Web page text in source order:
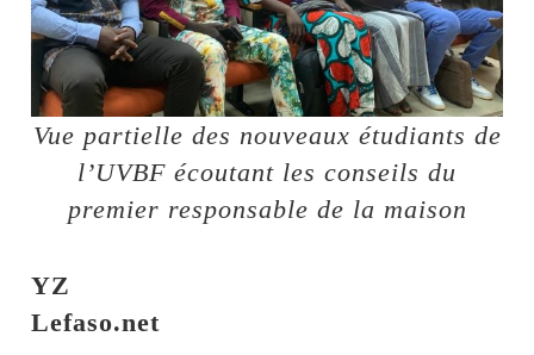
Vue partielle des nouveaux étudiants de
l’UVBF écoutant les conseils du
premier responsable de la maison
YZ
Lefaso.net